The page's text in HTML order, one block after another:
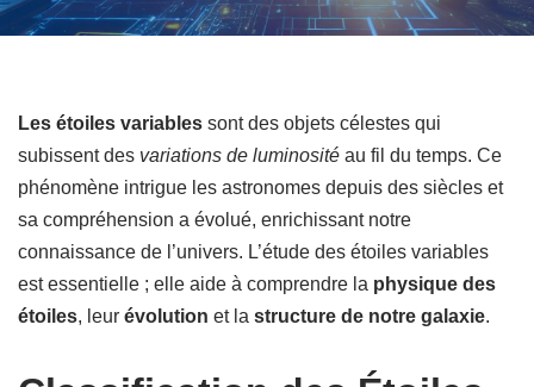
Les étoiles variables sont des objets célestes qui
subissent des variations de luminosité au fil du temps. Ce
phénomène intrigue les astronomes depuis des siècles et
sa compréhension a évolué, enrichissant notre
connaissance de l’univers. L’étude des étoiles variables
est essentielle ; elle aide à comprendre la physique des
étoiles, leur évolution et la structure de notre galaxie.